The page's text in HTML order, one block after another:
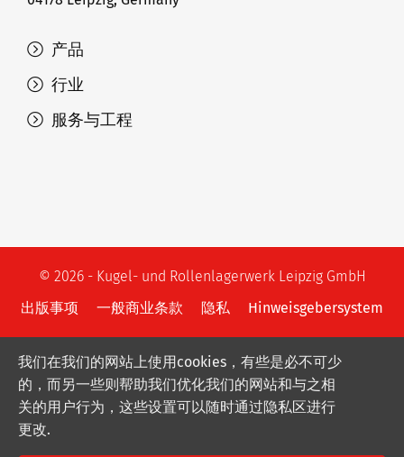
产品
行业
服务与工程
© 2026 - Kugel- und Rollenlagerwerk Leipzig GmbH
出版事项
一般商业条款 隐私 Hinweisgebersystem
我们在我们的网站上使用cookies，有些是必不可少
的，而另一些则帮助我们优化我们的网站和与之相
关的用户行为，这些设置可以随时通过隐私区进行
更改.